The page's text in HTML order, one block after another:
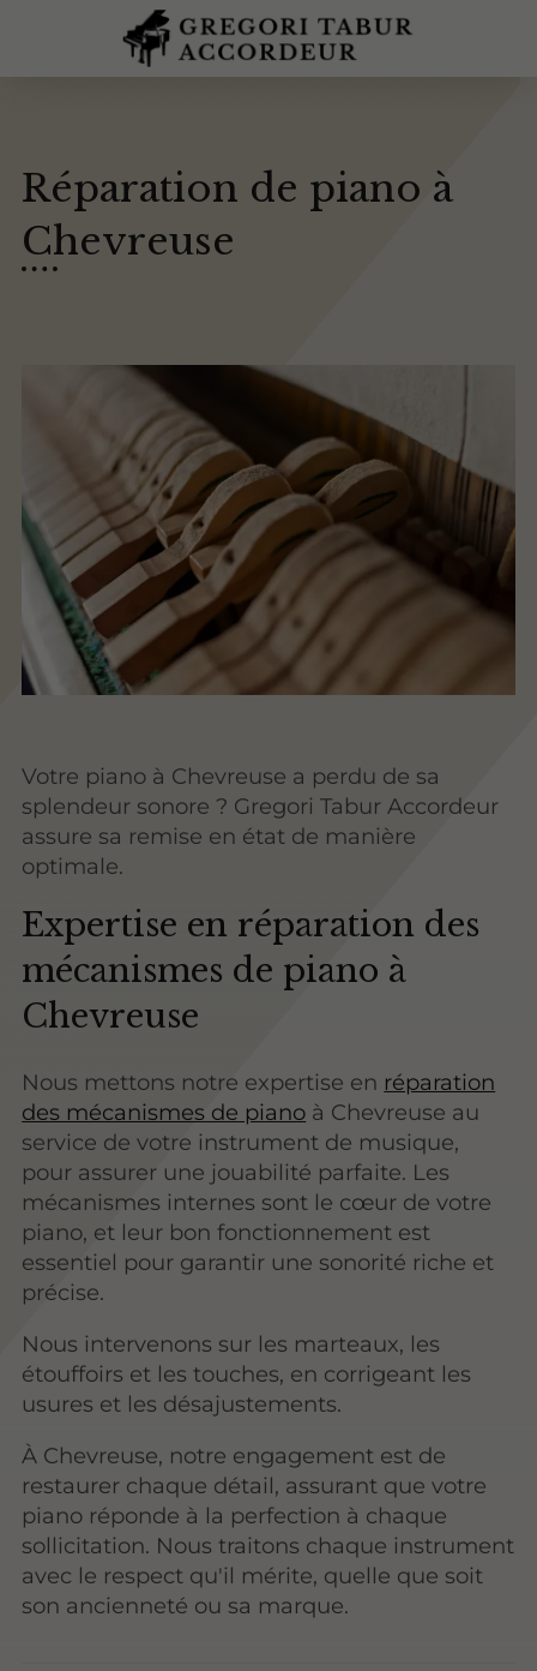
Réparation de piano à
Chevreuse
Votre piano à Chevreuse a perdu de sa
splendeur sonore ? Gregori Tabur Accordeur
assure sa remise en état de manière
optimale.
Expertise en réparation des
mécanismes de piano à
Chevreuse
Nous mettons notre expertise en réparation
des mécanismes de piano à Chevreuse au
service de votre instrument de musique,
pour assurer une jouabilité parfaite. Les
mécanismes internes sont le cœur de votre
piano, et leur bon fonctionnement est
essentiel pour garantir une sonorité riche et
précise.
Nous intervenons sur les marteaux, les
étouffoirs et les touches, en corrigeant les
usures et les désajustements.
À Chevreuse, notre engagement est de
restaurer chaque détail, assurant que votre
piano réponde à la perfection à chaque
sollicitation. Nous traitons chaque instrument
avec le respect qu'il mérite, quelle que soit
son ancienneté ou sa marque.